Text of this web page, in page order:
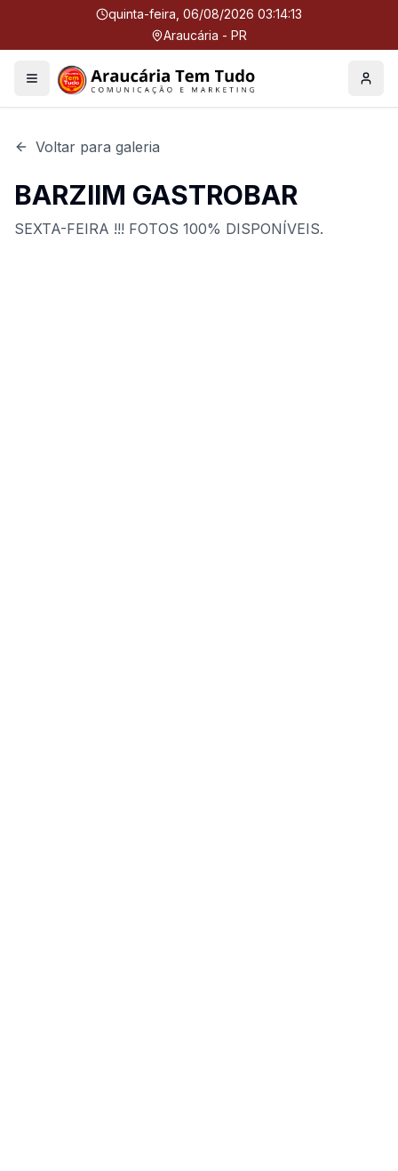
quinta-feira, 06/08/2026 03:14:14
Araucária - PR
Menu Perfil
Voltar para galeria
BARZIIM GASTROBAR
SEXTA-FEIRA !!! FOTOS 100% DISPONÍVEIS.